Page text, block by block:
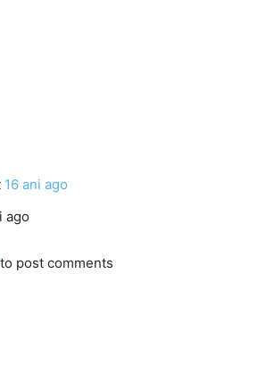
16 ani ago
ago
to post comments